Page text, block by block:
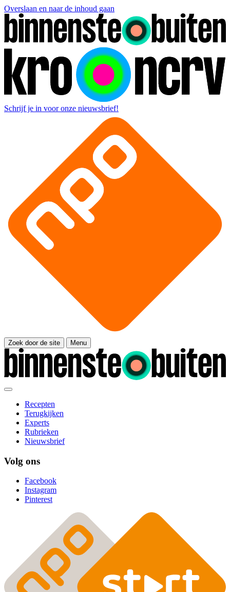
Overslaan en naar de inhoud gaan
Schrijf je in voor onze nieuwsbrief!
Zoek door de site Menu
Recepten
Terugkijken
Experts
Rubrieken
Nieuwsbrief
Volg ons
Facebook
Instagram
Pinterest